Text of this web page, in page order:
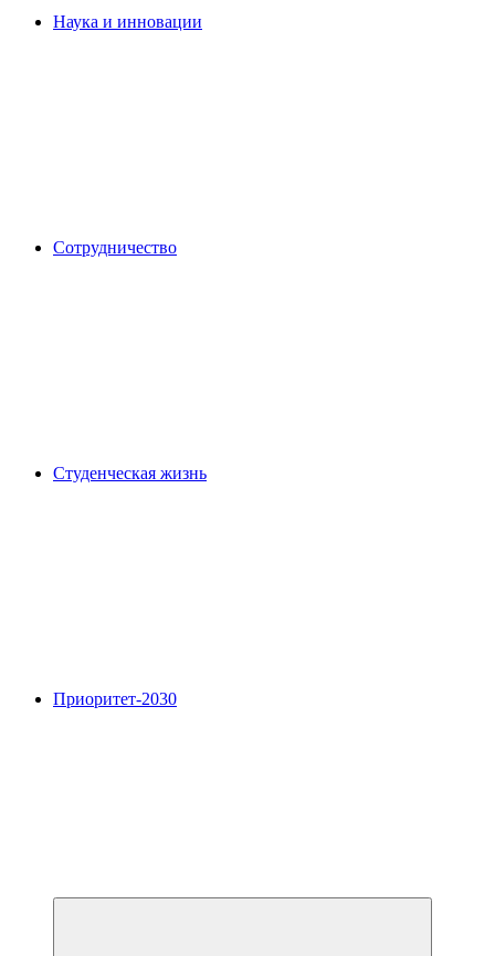
Наука и инновации
Сотрудничество
Студенческая жизнь
Приоритет-2030